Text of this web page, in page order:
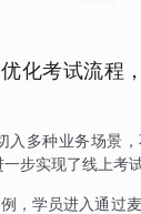
化考试流程
入多种业务场景
步实现了线上考试
，学员进入通过